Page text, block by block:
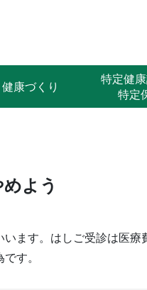
健康づくり
特定
特定
よう
ます。はしご受診は医療
す。